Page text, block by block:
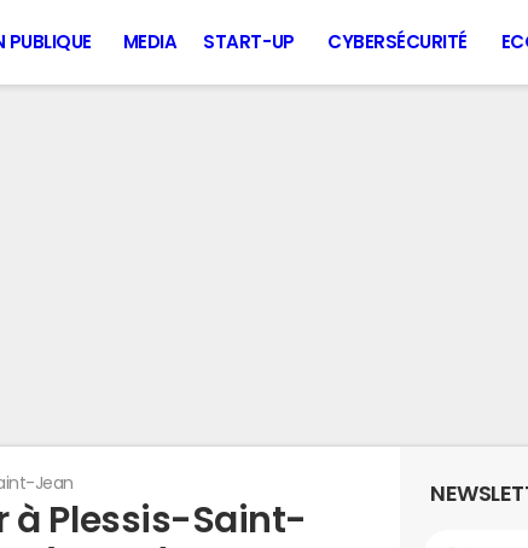
PUBLIQUE MEDIA START-UP CYBERSÉCURITÉ
Jean
à Plessis-Saint-